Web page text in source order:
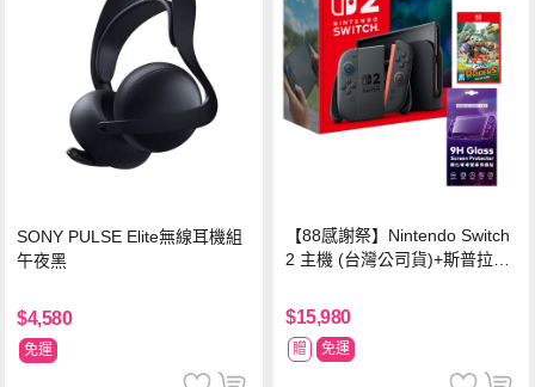
SONY PULSE Elite無線耳機組
午夜黑
$4,580
免運
【88感謝祭】Nintendo Switch
2 主機 (台灣公司貨)+斯普拉遁
$15,980
贈 免運